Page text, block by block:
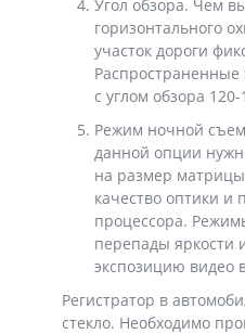
Угол обзора. Чем
горизонтального
участок дороги
Распространенные
с углом обзора 120-
Режим ночной
данной опции
на размер
качество оптики и
процессора.
перепады яркости
экспозицию видео
Регистратор в
стекло. Необходимо